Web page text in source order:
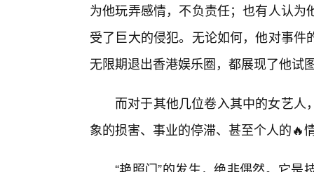
为他玩弄感情，不负责任；也有人认
受了巨大的侵犯。无论如何，他对事
无限期退出香港娱乐圈，都展现了他试
而对于其他几位卷入其中的女艺
象的损害、事业的停滞、甚至个人的🔥